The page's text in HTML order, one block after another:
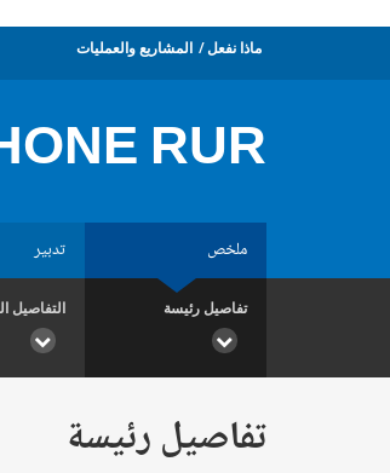
ماذا نفعل المشاريع والعمليات
RUR
ملخص تدبير
تفاصيل رئيسة التفاصيل
تفاصيل رئيسة